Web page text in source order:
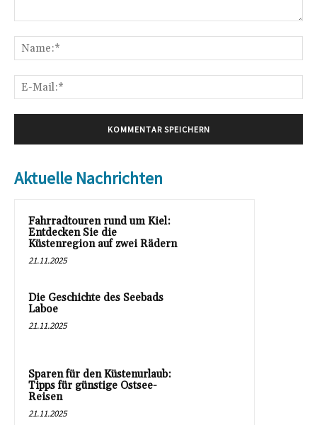
Aktuelle Nachrichten
Fahrradtouren rund um Kiel:
Entdecken Sie die
Küstenregion auf zwei Rädern
21.11.2025
Die Geschichte des Seebads
Laboe
21.11.2025
Sparen für den Küstenurlaub:
Tipps für günstige Ostsee-
Reisen
21.11.2025